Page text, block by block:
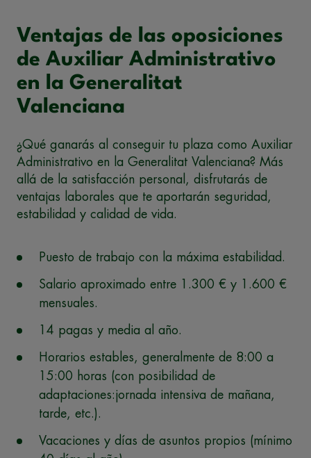
Ventajas de las oposiciones
de Auxiliar Administrativo
en la Generalitat
Valenciana
¿Qué ganarás al conseguir tu plaza como Auxiliar
Administrativo en la Generalitat Valenciana? Más
allá de la satisfacción personal, disfrutarás de
ventajas laborales que te aportarán seguridad,
estabilidad y calidad de vida.
Puesto de trabajo con la máxima estabilidad.
Salario aproximado entre 1.300 € y 1.600 €
mensuales.
14 pagas y media al año.
Horarios estables, generalmente de 8:00 a
15:00 horas (con posibilidad de
adaptaciones:jornada intensiva de mañana,
tarde, etc.).
Vacaciones y días de asuntos propios (mínimo